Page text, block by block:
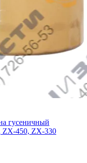
гусеничный
ZX-450, ZX-330